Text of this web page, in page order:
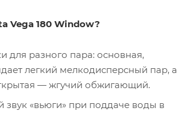
Vega 180 Window?
для разного пара: основная,
легкий мелкодисперсный пар, а
— жгучий обжигающий.
«вьюги» при поддаче воды в